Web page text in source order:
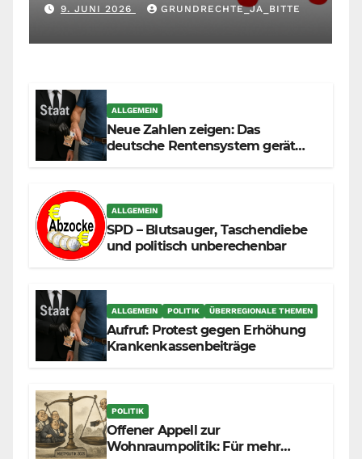
muss sich selbst richten
9. JUNI 2026 GRUNDRECHTE_JA_BITTE
ALLGEMEIN
Neue Zahlen zeigen: Das
deutsche Rentensystem gerät
ALLGEMEIN
SPD – Blutsauger, Taschendiebe
und politisch unberechenbar
ALLGEMEIN POLITIK ÜBERREGIONALE THEMEN
Aufruf: Protest gegen Erhöhung
Krankenkassenbeiträge
POLITIK
Offener Appell zur
Wohnraumpolitik: Für mehr